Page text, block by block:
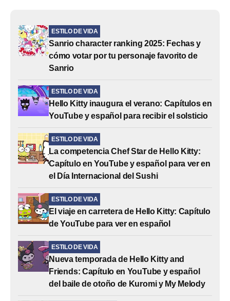
ESTILO DE VIDA
Sanrio character ranking 2025: Fechas y
cómo votar por tu personaje favorito de
Sanrio
ESTILO DE VIDA
Hello Kitty inaugura el verano: Capítulos en
YouTube y español para recibir el solsticio
ESTILO DE VIDA
La competencia Chef Star de Hello Kitty:
Capítulo en YouTube y español para ver en
el Día Internacional del Sushi
ESTILO DE VIDA
El viaje en carretera de Hello Kitty: Capítulo
de YouTube para ver en español
ESTILO DE VIDA
Nueva temporada de Hello Kitty and
Friends: Capítulo en YouTube y español
del baile de otoño de Kuromi y My Melody